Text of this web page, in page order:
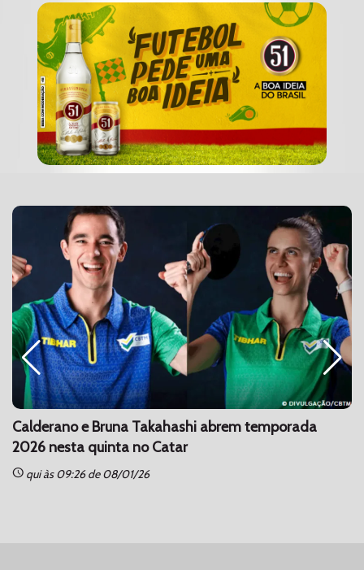
Calderano e Bruna Takahashi abrem temporada
2026 nesta quinta no Catar
schedule qui às 09:26 de 08/01/26